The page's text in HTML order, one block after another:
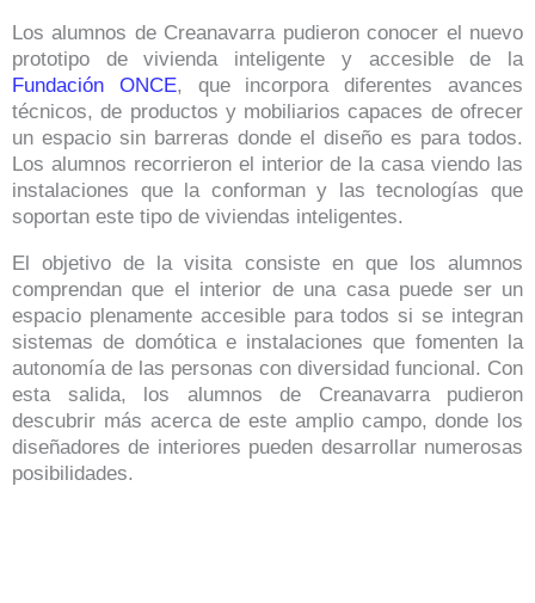
Los alumnos de Creanavarra pudieron conocer el nuevo
prototipo de vivienda inteligente y accesible de la
Fundación ONCE, que incorpora diferentes avances
técnicos, de productos y mobiliarios capaces de ofrecer
un espacio sin barreras donde el diseño es para todos.
Los alumnos recorrieron el interior de la casa viendo las
instalaciones que la conforman y las tecnologías que
soportan este tipo de viviendas inteligentes.
El objetivo de la visita consiste en que los alumnos
comprendan que el interior de una casa puede ser un
espacio plenamente accesible para todos si se integran
sistemas de domótica e instalaciones que fomenten la
autonomía de las personas con diversidad funcional. Con
esta salida, los alumnos de Creanavarra pudieron
descubrir más acerca de este amplio campo, donde los
diseñadores de interiores pueden desarrollar numerosas
posibilidades.